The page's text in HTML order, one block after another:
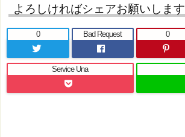
よろしければシェアお願いします
0 Bad Request
0
Service Una